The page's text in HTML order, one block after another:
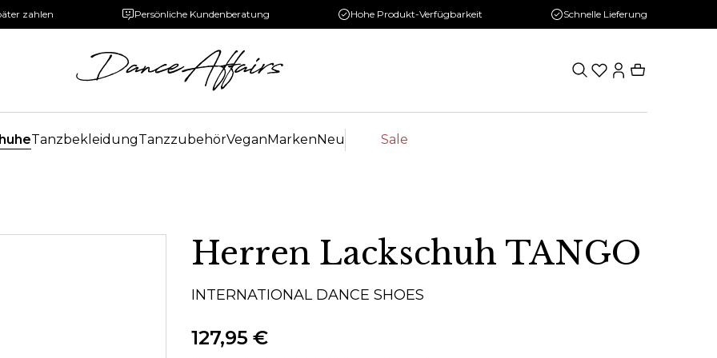
zahlen Persönliche Kundenberatung Hohe Produkt-Verfügbarkeit Schnelle Lieferung
TanzbekleidungTanzzubehörVeganMarkenNeu Sale
Herren Lackschuh TANGO
INTERNATIONAL DANCE SHOES
127,95 €